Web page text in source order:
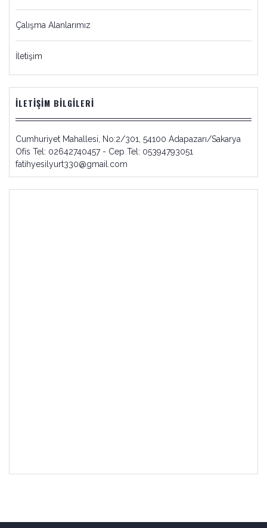
Çalışma Alanlarımız
İletişim
İLETIŞIM BILGILERI
Cumhuriyet Mahallesi, No:2/301, 54100 Adapazarı/Sakarya
Ofis Tel: 02642740457 - Cep Tel: 05394793051
fatihyesilyurt330@gmail.com